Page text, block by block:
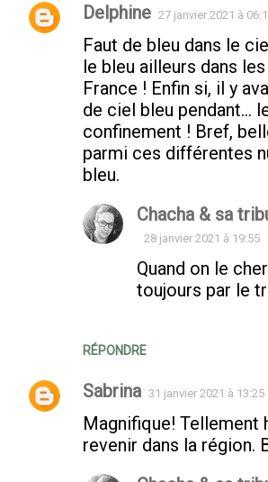
Delphine 27 janvier 2021 à
Faut de bleu dans le
le bleu ailleurs dans
France ! Enfin si, il y
de ciel bleu pendant...
confinement ! Bref,
parmi ces différentes
bleu.
RÉPONDRE
Chacha & sa
28 janvier 2021 à 19:55
Quand on le
toujours par le
Sabrina 31 janvier 2021 à 13:25
Magnifique! Tellement
revenir dans la région.